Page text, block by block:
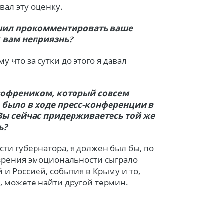
эту оценку.
прокомментировать ваше
вам неприязнь?
что за сутки до этого я давал
который совсем
в ходе пресс-конференции в
сейчас придерживаетесь той же
губернатора, я должен был бы, по
эмоциональности сыграло
Россией, события в Крыму и то,
можете найти другой термин.